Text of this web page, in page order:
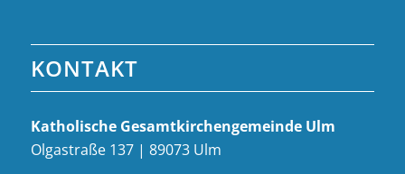
KONTAKT
Katholische Gesamt­kirchen­gemeinde Ulm
Olgastraße 137 | 89073 Ulm